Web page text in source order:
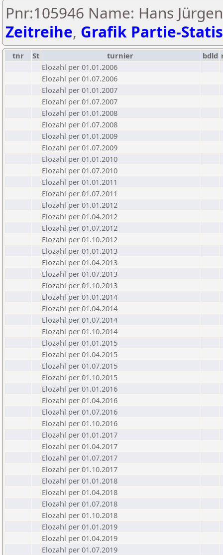
Pnr:105946 Name: Hans
Zeitreihe, Grafik Partie-
tnr St turnier bdld
Elozahl per 01.01.2006
Elozahl per 01.07.2006
Elozahl per 01.01.2007
Elozahl per 01.07.2007
Elozahl per 01.01.2008
Elozahl per 01.07.2008
Elozahl per 01.01.2009
Elozahl per 01.07.2009
Elozahl per 01.01.2010
Elozahl per 01.07.2010
Elozahl per 01.01.2011
Elozahl per 01.07.2011
Elozahl per 01.01.2012
Elozahl per 01.04.2012
Elozahl per 01.07.2012
Elozahl per 01.10.2012
Elozahl per 01.01.2013
Elozahl per 01.04.2013
Elozahl per 01.07.2013
Elozahl per 01.10.2013
Elozahl per 01.01.2014
Elozahl per 01.04.2014
Elozahl per 01.07.2014
Elozahl per 01.10.2014
Elozahl per 01.01.2015
Elozahl per 01.04.2015
Elozahl per 01.07.2015
Elozahl per 01.10.2015
Elozahl per 01.01.2016
Elozahl per 01.04.2016
Elozahl per 01.07.2016
Elozahl per 01.10.2016
Elozahl per 01.01.2017
Elozahl per 01.04.2017
Elozahl per 01.07.2017
Elozahl per 01.10.2017
Elozahl per 01.01.2018
Elozahl per 01.04.2018
Elozahl per 01.07.2018
Elozahl per 01.10.2018
Elozahl per 01.01.2019
Elozahl per 01.04.2019
Elozahl per 01.07.2019